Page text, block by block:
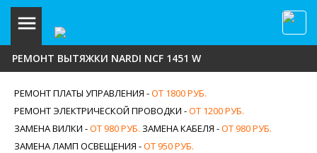
РЕМОНТ ВЫТЯЖКИ NARDI NCF 1451 W
РЕМОНТ ПЛАТЫ УПРАВЛЕНИЯ -ОТ 1800 РУБ.
РЕМОНТ ЭЛЕКТРИЧЕСКОЙ ПРОВОДКИ -ОТ 1200 РУБ.
ЗАМЕНА ВИЛКИ -ОТ 980 РУБ. ЗАМЕНА КАБЕЛЯ -ОТ 980 РУБ.
ЗАМЕНА ЛАМП ОСВЕЩЕНИЯ -ОТ 950 РУБ.